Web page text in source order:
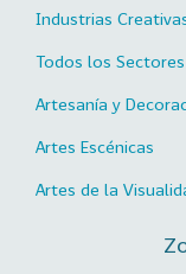
Industrias
Todos los Sectores
Artesanía y
Artes Escénicas
Artes de la